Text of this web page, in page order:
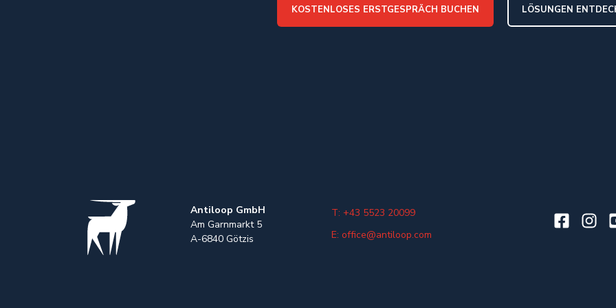
KOSTENLOSES ERSTGESPRÄCH BUCHEN LÖSUNGEN
Antiloop GmbH
Am Garnmarkt 5
A-6840 Götzis
T: +43 5523 20099
E: office@antiloop.com